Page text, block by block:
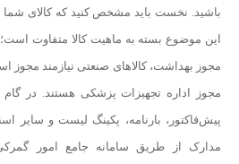
باشید. نخست باید مشخص کنید که کالای شما
این موضوع بسته به ماهیت کالا متفاوت است؛
مجوز بهداشت، کالاهای صنعتی نیازمند مجوز
مجوز اداره تجهیزات پزشکی هستند. در گام
پیش‌فاکتور، بارنامه، پکینگ لیست و سایر
مدارک از طریق سامانه جامع امور